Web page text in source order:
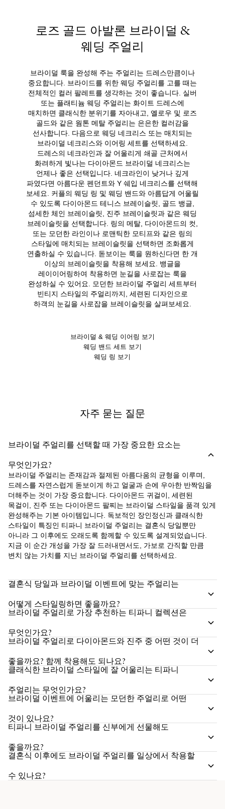
로즈 골드 아발론 브라이덜 &
웨딩 주얼리
브라이덜 룩을 완성해 주는 주얼리는 드레스만큼이나
중요합니다. 브라이드를 위한 웨딩 주얼리를 고를 때는
전체적인 컬러 팔레트를 생각하는 것이 좋습니다. 실버
또는 플래티늄 웨딩 주얼리는 화이트 드레스에
매치하면 클래식한 분위기를 자아내고, 옐로우 및 로즈
골드와 같은 웜톤 메탈 주얼리는 은은한 컬러감을
선사합니다. 다음으로 웨딩 네크리스 또는 매치되는
브라이덜 네크리스와 이어링 세트를 선택하세요.
드레스의 네크라인과 잘 어울리게 쇄골 근처에서
화려하게 빛나는 다이아몬드 브라이덜 네크리스는
언제나 좋은 선택입니다. 네크라인이 낮거나 깊게
파였다면 아름다운 펜던트와 Y 쉐입 네크리스를 선택해
보세요. 커플의 웨딩 링 및 웨딩 밴드와 아름답게 어울릴
수 있도록 다이아몬드 테니스 브레이슬릿, 골드 뱅글,
섬세한 체인 브레이슬릿, 진주 브레이슬릿과 같은 웨딩
브레이슬릿을 선택합니다. 링의 메탈, 다이아몬드의 컷,
또는 모던한 라인이나 로맨틱한 모티프와 같은 링의
스타일에 매치되는 브레이슬릿을 선택하면 조화롭게
연출하실 수 있습니다. 돋보이는 룩을 원하신다면 한 개
이상의 브레이슬릿을 착용해 보세요. 뱅글을
레이이어링하여 착용하면 눈길을 사로잡는 룩을
완성하실 수 있어요. 모던한 브라이덜 주얼리 세트부터
빈티지 스타일의 주얼리까지, 세련된 디자인으로
하객의 눈길을 사로잡을 브레이슬릿을 살펴보세요.
브라이덜 & 웨딩 이어링 보기
웨딩 밴드 세트 보기
웨딩 링 보기
자주 묻는 질문
브라이덜 주얼리를 선택할 때 가장 중요한 요소는
무엇인가요?
브라이덜 주얼리는 존재감과 절제된 아름다움의 균형을 이루며,
드레스를 자연스럽게 돋보이게 하고 얼굴과 손에 우아한 반짝임을
더해주는 것이 가장 중요합니다. 다이아몬드 귀걸이, 세련된
목걸이, 진주 또는 다이아몬드 팔찌는 브라이덜 스타일을 품격 있게
완성해주는 기본 아이템입니다. 독보적인 장인정신과 클래식한
스타일이 특징인 티파니 브라이덜 주얼리는 결혼식 당일뿐만
아니라 그 이후에도 오래도록 함께할 수 있도록 설계되었습니다.
지금 이 순간 개성을 가장 잘 드러내면서도, 가보로 간직할 만큼
변치 않는 가치를 지닌 브라이덜 주얼리를 선택하세요.
결혼식 당일과 브라이덜 이벤트에 맞는 주얼리는
어떻게 스타일링하면 좋을까요?
브라이덜 주얼리로 가장 추천하는 티파니 컬렉션은
무엇인가요?
브라이덜 주얼리로 다이아몬드와 진주 중 어떤 것이 더
좋을까요? 함께 착용해도 되나요?
클래식한 브라이덜 스타일에 잘 어울리는 티파니
주얼리는 무엇인가요?
브라이덜 이벤트에 어울리는 모던한 주얼리로 어떤
것이 있나요?
티파니 브라이덜 주얼리를 신부에게 선물해도
좋을까요?
결혼식 이후에도 브라이덜 주얼리를 일상에서 착용할
수 있나요?